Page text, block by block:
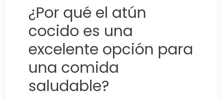
¿Por qué el atún
cocido es una
excelente opción para
una comida
saludable?